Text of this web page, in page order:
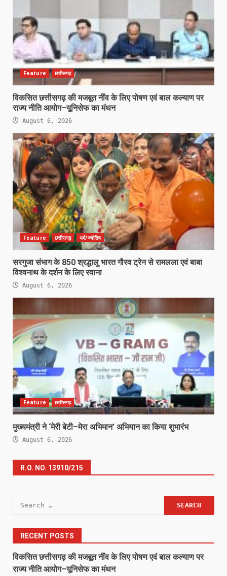
Feature छत्तीसगढ़
विकसित छत्तीसगढ़ की मजबूत नींव के लिए पोषण एवं बाल कल्याण पर
राज्य नीति आयोग–यूनिसेफ का मंथन
August 6, 2026
Feature छत्तीसगढ़ धर्म/ज्योतिष
सरगुजा संभाग के 850 श्रद्धालु भारत गौरव ट्रेन से रामलला एवं बाबा
विश्वनाथ के दर्शन के लिए रवाना
August 6, 2026
Feature छत्तीसगढ़
मुख्यमंत्री ने ‘मेरी बेटी–मेरा अभिमान’ अभियान का किया शुभारंभ
August 6, 2026
R.O. NO. 13910/215
Search
for:
RECENT POSTS
विकसित छत्तीसगढ़ की मजबूत नींव के लिए पोषण एवं बाल कल्याण पर
राज्य नीति आयोग–यूनिसेफ का मंथन